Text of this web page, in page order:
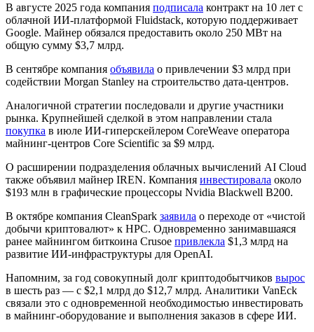
В августе 2025 года компания подписала контракт на 10 лет с
облачной ИИ-платформой Fluidstack, которую поддерживает
Google. Майнер обязался предоставить около 250 МВт на
общую сумму $3,7 млрд.
В сентябре компания объявила о привлечении $3 млрд при
содействии Morgan Stanley на строительство дата-центров.
Аналогичной стратегии последовали и другие участники
рынка. Крупнейшей сделкой в этом направлении стала
покупка в июле ИИ-гиперскейлером CoreWeave оператора
майнинг-центров Core Scientific за $9 млрд.
О расширении подразделения облачных вычислений AI Cloud
также объявил майнер IREN. Компания инвестировала около
$193 млн в графические процессоры Nvidia Blackwell B200.
В октябре компания CleanSpark заявила о переходе от «чистой
добычи криптовалют» к HPC. Одновременно занимавшаяся
ранее майнингом биткоина Crusoe привлекла $1,3 млрд на
развитие ИИ-инфраструктуры для OpenAI.
Напомним, за год совокупный долг криптодобытчиков вырос
в шесть раз — с $2,1 млрд до $12,7 млрд. Аналитики VanEck
связали это с одновременной необходимостью инвестировать
в майнинг-оборудование и выполнения заказов в сфере ИИ.